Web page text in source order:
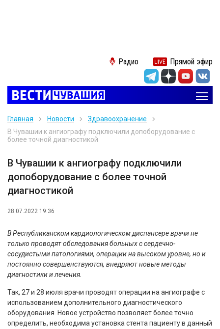
Радио Прямой эфир
Главная Новости
Здравоохранение
В Чувашии к ангиографу подключили допоборудование с
более точной диагностикой
В Чувашии к ангиографу подключили
допоборудование с более точной
диагностикой
28.07.2022 19:36
В Республиканском кардиологическом диспансере врачи не
только проводят обследования больных с сердечно-
сосудистыми патологиями, операции на высоком уровне, но и
постоянно совершенствуются, внедряют новые методы
диагностики и лечения.
Так, 27 и 28 июля врачи проводят операции на ангиографе с
использованием дополнительного диагностического
оборудования. Новое устройство позволяет более точно
определить, необходима установка стента пациенту в данный